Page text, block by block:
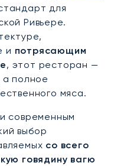
для
Ривьере.
и потрясающим
, этот ресторан —
полное
мяса.
современным
выбор
со всего
говядину вагю